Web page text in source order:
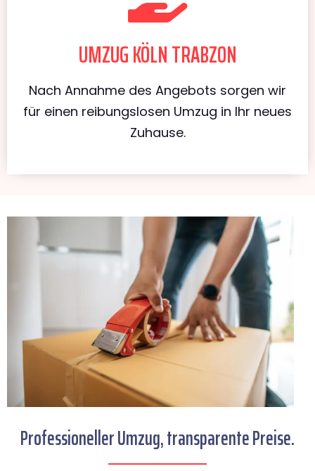
UMZUG KÖLN TRABZON
Nach Annahme des Angebots sorgen wir
für einen reibungslosen Umzug in Ihr neues
Zuhause.
Professioneller Umzug, transparente Preise.